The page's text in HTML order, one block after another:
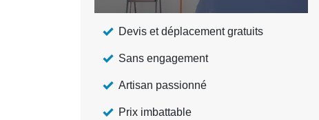
Devis et déplacement gratuits
Sans engagement
Artisan passionné
Prix imbattable